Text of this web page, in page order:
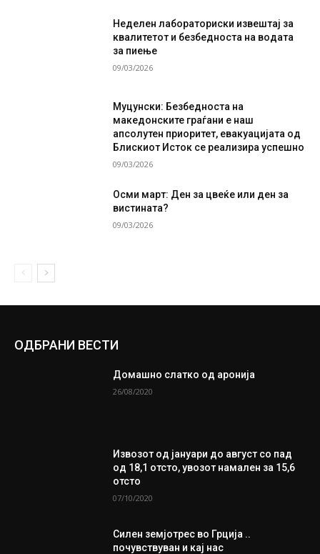
Неделен лабораториски извештај за
квалитетот и безбедноста на водата
за пиење
09/03/2026
Муцунски: Безбедноста на
македонските граѓани е наш
апсолутен приоритет, евакуацијата од
Блискиот Исток се реализира успешно
09/03/2026
Осми март: Ден за цвеќе или ден за
вистината?
09/03/2026
ОДБРАНИ ВЕСТИ
Домашно слатко од аронија
26/08/2020
Извозот од јануари до август со пад
од 18,1 отсто, увозот намален за 15,6
отсто
07/10/2020
Силен земјотрес во Грција ..
почувствуван и кај нас